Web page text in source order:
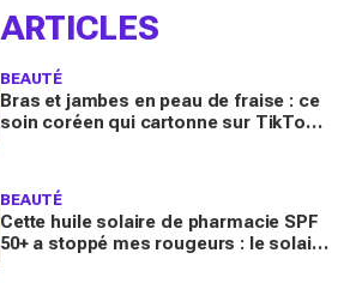
BEAUTÉ
Bras et jambes en peau de fraise : ce
soin coréen qui cartonne sur TikTok
BEAUTÉ
Cette huile solaire de pharmacie SPF
50+ a stoppé mes rougeurs : le solaire